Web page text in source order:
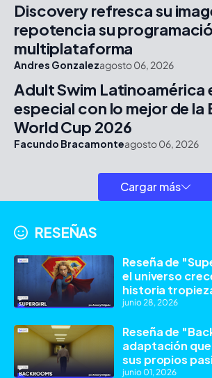
Discovery refresca su
repotencia su
multiplataforma
Andres Gonzalezagosto 06, 2026
Adult Swim Latinoamérica
especial con lo mejor de la
World Cup 2026
Facundo Bracamonteagosto 06, 2026
Cargar más
RESEÑAS
Reseña de
el universo
historia
junio 28, 2026
Reseña de
adaptación
sus propios
junio 01, 2026